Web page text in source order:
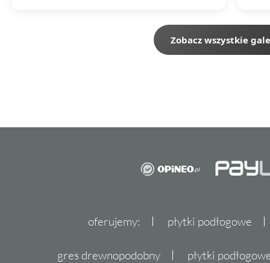
Zobacz wszystkie
oferujemy: płytki podłogowe
gres drewnopodobny płytki